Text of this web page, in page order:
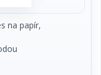
na papír,
do